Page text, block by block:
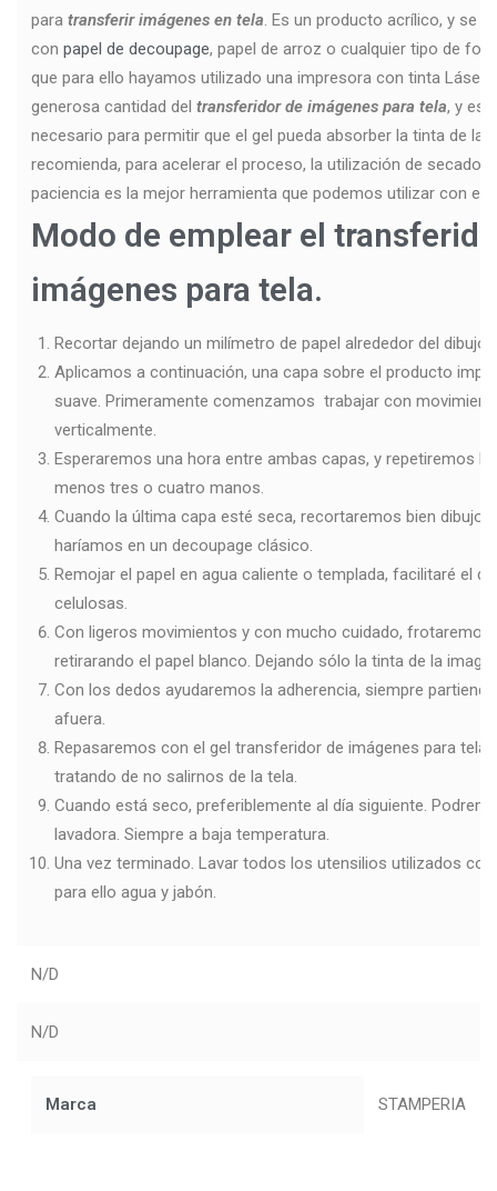
paratransferir imágenes en tela. Es un producto acrílico, y se
conpapel de decoupage, papel de arroz o cualquier tipo de
que para ello hayamos utilizado una impresora con tinta Láser.
generosa cantidad deltransferidor de imágenes para tela, y
necesario para permitir que el gel pueda absorber la tinta de la
recomienda, para acelerar el proceso, la utilización de
paciencia es la mejor herramienta que podemos utilizar con
Modo de emplear el
imágenes para tela.
Recortar dejando un milímetro de papel alrededor del dibujo
Aplicamos a continuación, una capa sobre el producto
suave. Primeramente comenzamos trabajar con
verticalmente.
Esperaremos una hora entre ambas capas, y repetiremos
menos tres o cuatro manos.
Cuando la última capa esté seca, recortaremos bien dibujo
haríamos en un decoupage clásico.
Remojar el papel en agua caliente o templada, facilitaré el
celulosas.
Con ligeros movimientos y con mucho cuidado,
retirarando el papel blanco. Dejando sólo la tinta de la
Con los dedos ayudaremos la adherencia, siempre
afuera.
Repasaremos con el gel transferidor de imágenes para tela
tratando de no salirnos de la tela.
Cuando está seco, preferiblemente al día siguiente.
lavadora. Siempre a baja temperatura.
Una vez terminado. Lavar todos los utensilios utilizados
para ello agua y jabón.
N/D
N/D
Marca STAMPERIA